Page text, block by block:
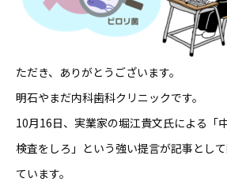
ただき、ありがとうございます。
明石やまだ内科歯科クリニックです。
10月16日、実業家の堀江貴文氏による「
検査をしろ」という強い提言が記事とし
ています。